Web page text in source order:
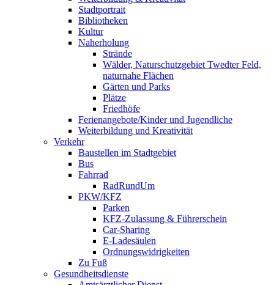
Stadtportrait
Bibliotheken
Kultur
Naherholung
Strände
Wälder, Naturschutzgebiet Twedter Feld,
naturnahe Flächen
Gärten und Parks
Plätze
Friedhöfe
Ferienangebote/Kinder und Jugendliche
Weiterbildung und Kreativität
Verkehr
Baustellen im Stadtgebiet
Bus
Fahrrad
RadRundUm
PKW/KFZ
Parken
KFZ-Zulassung & Führerschein
Car-Sharing
E-Ladesäulen
Ordnungswidrigkeiten
Zu Fuß
Gesundheitsdienste